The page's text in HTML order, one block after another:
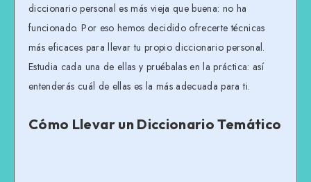
diccionario personal es más vieja que buena: no ha
funcionado. Por eso hemos decidido ofrecerte técnicas
más eficaces para llevar tu propio diccionario personal.
Estudia cada una de ellas y pruébalas en la práctica: así
entenderás cuál de ellas es la más adecuada para ti.
Cómo Llevar un Diccionario Temático